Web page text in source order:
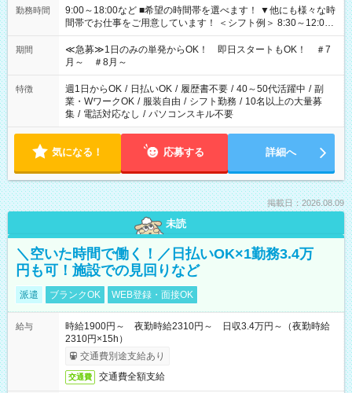
勤務時間
9:00～18:00など ■希望の時間帯を選べます！ ▼他にも様々な時
間帯でお仕事をご用意しています！ ＜シフト例＞ 8:30～12:00
17:00～22:00 13:00～22:00 22:00～翌6:00 など
期間
≪急募≫1日のみの単発からOK！ 即日スタートもOK！ ＃7
月～ ＃8月～
特徴 週1日からOK / 日払いOK / 履歴書不要 / 40～50代活躍中 / 副
業・WワークOK / 服装自由 / シフト勤務 / 10名以上の大量募
集 / 電話対応なし / パソコンスキル不要
気になる！ 応募する 詳細へ
掲載日：2026.08.09
未読
＼空いた時間で働く！／日払いOK×1勤務3.4万
円も可！施設での見回りなど
派遣 ブランクOK WEB登録・面接OK
給与
時給1900円～ 夜勤時給2310円～ 日収3.4万円～（夜勤時給
2310円×15h）
交通費別途支給あり
交通費 交通費全額支給